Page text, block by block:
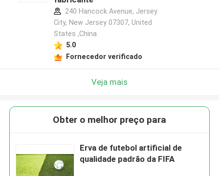
240 Hancock Avenue, Jersey
City, New Jersey 07307, United
States ,China
5.0
Fornecedor verificado
Veja mais
Obter o melhor preço para
Erva de futebol artificial de
qualidade padrão da FIFA